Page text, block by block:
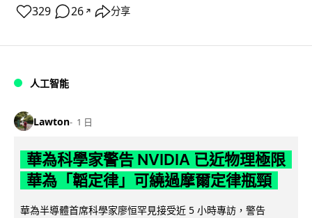
329 26 ↗ 分享
人工智能
Lawton 1 日
華為科學家警告 NVIDIA 已近物理極限
華為「韜定律」可繞過摩爾定律瓶頸
華為半導體首席科學家廖恒罕見接受近 5 小時專訪，警告